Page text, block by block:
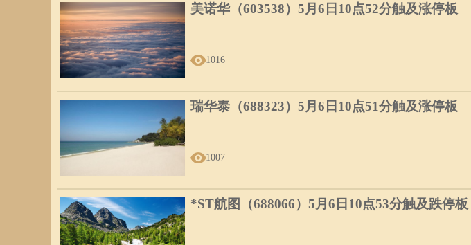
美诺华（603538）5月6日10点52分触及涨停板
1016
瑞华泰（688323）5月6日10点51分触及涨停板
1007
*ST航图（688066）5月6日10点53分触及跌停板